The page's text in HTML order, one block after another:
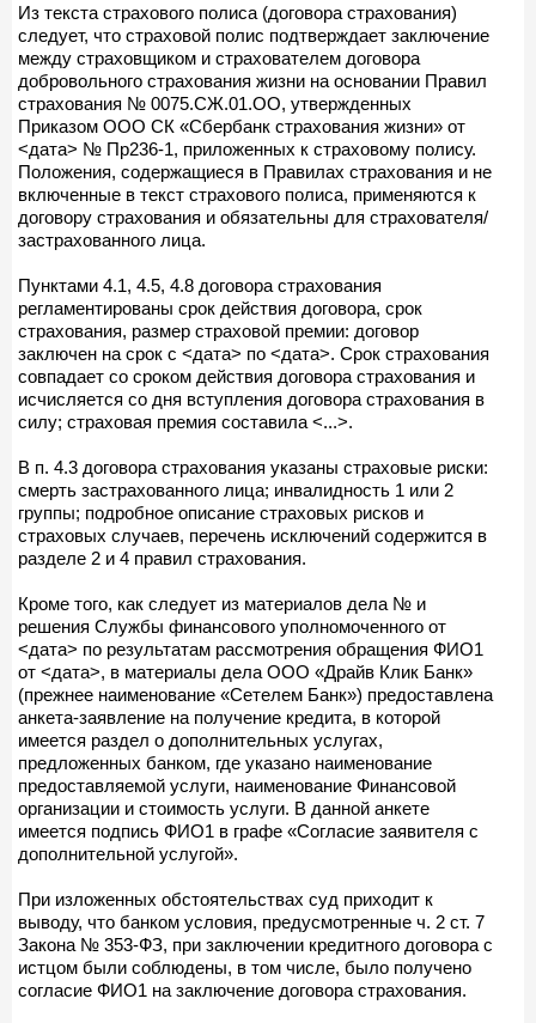
Из текста страхового полиса (договора страхования)
следует, что страховой полис подтверждает заключение
между страховщиком и страхователем договора
добровольного страхования жизни на основании Правил
страхования № 0075.СЖ.01.ОО, утвержденных
Приказом ООО СК «Сбербанк страхования жизни» от
<дата> № Пр236-1, приложенных к страховому полису.
Положения, содержащиеся в Правилах страхования и не
включенные в текст страхового полиса, применяются к
договору страхования и обязательны для страхователя/
застрахованного лица.
Пунктами 4.1, 4.5, 4.8 договора страхования
регламентированы срок действия договора, срок
страхования, размер страховой премии: договор
заключен на срок с <дата> по <дата>. Срок страхования
совпадает со сроком действия договора страхования и
исчисляется со дня вступления договора страхования в
силу; страховая премия составила <...>.
В п. 4.3 договора страхования указаны страховые риски:
смерть застрахованного лица; инвалидность 1 или 2
группы; подробное описание страховых рисков и
страховых случаев, перечень исключений содержится в
разделе 2 и 4 правил страхования.
Кроме того, как следует из материалов дела № и
решения Службы финансового уполномоченного от
<дата> по результатам рассмотрения обращения ФИО1
от <дата>, в материалы дела ООО «Драйв Клик Банк»
(прежнее наименование «Сетелем Банк») предоставлена
анкета-заявление на получение кредита, в которой
имеется раздел о дополнительных услугах,
предложенных банком, где указано наименование
предоставляемой услуги, наименование Финансовой
организации и стоимость услуги. В данной анкете
имеется подпись ФИО1 в графе «Согласие заявителя с
дополнительной услугой».
При изложенных обстоятельствах суд приходит к
выводу, что банком условия, предусмотренные ч. 2 ст. 7
Закона № 353-ФЗ, при заключении кредитного договора с
истцом были соблюдены, в том числе, было получено
согласие ФИО1 на заключение договора страхования.